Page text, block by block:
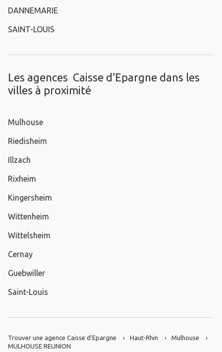
DANNEMARIE
SAINT-LOUIS
Les agences Caisse d’Epargne dans les
villes à proximité
Mulhouse
Riedisheim
Illzach
Rixheim
Kingersheim
Wittenheim
Wittelsheim
Cernay
Guebwiller
Saint-Louis
Trouver une agence Caisse d’Epargne Haut-Rhin
Mulhouse
MULHOUSE REUNION